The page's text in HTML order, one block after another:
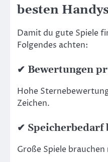
besten
Damit du gute Spiele
Folgendes achten:
✔ Bewertungen
Hohe
Zeichen.
✔ Speicherbedarf
Große Spiele